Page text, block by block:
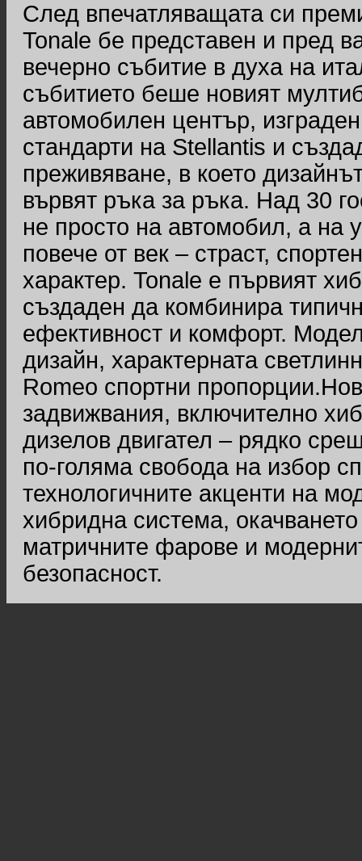
След впечатляващата си
Tonale бе представен и пред
вечерно събитие в духа на
събитието беше новият
автомобилен център,
стандарти на Stellantis и
преживяване, в което
вървят ръка за ръка. Над 30
не просто на автомобил, а на
повече от век – страст,
характер. Tonale е първият
създаден да комбинира
ефективност и комфорт.
дизайн, характерната
Romeo спортни
задвижвания, включително
дизелов двигател – рядко
по-голяма свобода на избор
технологичните акценти на
хибридна система,
матричните фарове и
безопасност.